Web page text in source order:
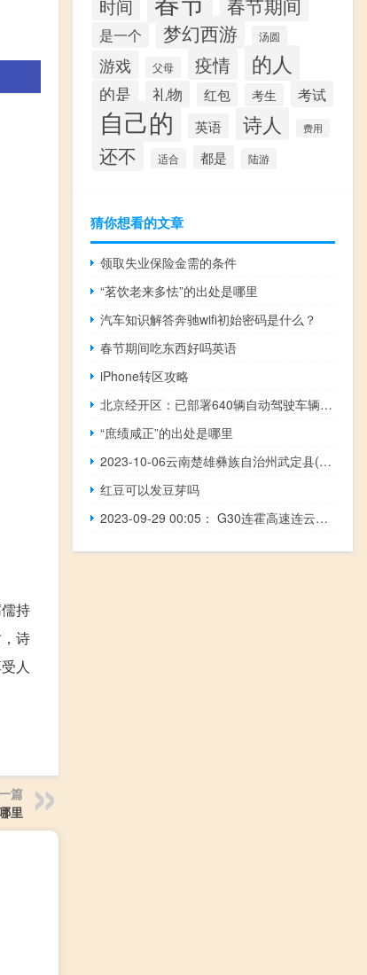
持
诗
人
篇
里
时间
是一个 梦幻西游 汤圆
游戏 父母 疫情 的人
的是 礼物 红包 考生 考试
自己的 英语 诗人 费用
还不 适合 都是 陆游
猜你想看的文章
领取失业保险金需的条件
“茗饮老来多怯”的出处是哪里
汽车知识解答奔驰wifi初始密码是什么？
春节期间吃东西好吗英语
iPhone转区攻略
北京经开区：已部署640辆自动驾驶车辆测试里程超1700万公里
“庶绩咸正”的出处是哪里
2023-10-06云南楚雄彝族自治州武定县(鹿茸菇)的报价是多少
红豆可以发豆芽吗
2023-09-29 00:05： G30连霍高速连云港段、徐州段由于重大节假日，禁止危化品运输车辆通行高速公路，时间：2023年9月29日0时至2023年10月6日23时59分。G36宁洛高速江苏段由于重大节假日，禁止危化品运输车辆通行高速公路，时间：2023年9月29日0时至2023年10月6日23时59分。G3京台高速徐州段由于重大节假日，禁止危化品运 ​​​